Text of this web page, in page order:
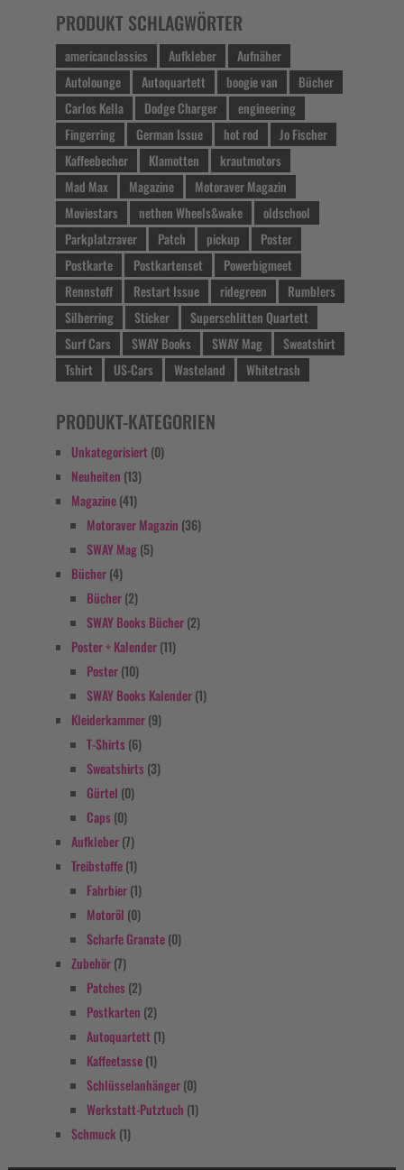
PRODUKT SCHLAGWÖRTER
americanclassics Aufkleber
Aufnäher
Autolounge
Autoquartett boogie van
Bücher
Carlos Kella
Dodge Charger
engineering
Fingerring
German Issue hot rod
Jo Fischer
Kaffeebecher
Klamotten
krautmotors
Mad Max
Magazine
Motoraver Magazin
Moviestars
nethen Wheels&wake
oldschool
Parkplatzraver
Patch pickup
Poster
Postkarte
Postkartenset
Powerbigmeet
Rennstoff
Restart Issue ridegreen
Rumblers
Silberring
Sticker
Superschlitten Quartett
Surf Cars
SWAY Books SWAY Mag
Sweatshirt
Tshirt
US-Cars Wasteland Whitetrash
PRODUKT-KATEGORIEN
Unkategorisiert (0)
Neuheiten (13)
Magazine(41)
Motoraver Magazin (36)
SWAY Mag(5)
Bücher(4)
Bücher(2)
SWAY Books Bücher(2)
Poster + Kalender(11)
Poster(10)
SWAY Books Kalender(1)
Kleiderkammer(9)
T-Shirts (6)
Sweatshirts (3)
Gürtel (0)
Caps (0)
Aufkleber(7)
Treibstoffe(1)
Fahrbier(1)
Motoröl (0)
Scharfe Granate(0)
Zubehör(7)
Patches (2)
Postkarten (2)
Autoquartett (1)
Kaffeetasse(1)
Schlüsselanhänger(0)
Werkstatt-Putztuch (1)
Schmuck (1)